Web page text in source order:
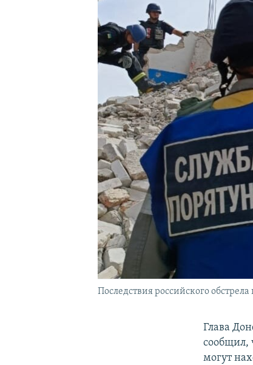
КРЫМ.НЕПОКОРЕННЫЙ
УКРАИНСКАЯ ПРОБЛЕМА КРЫМА
Последствия российского
Глава
сообщил,
могут